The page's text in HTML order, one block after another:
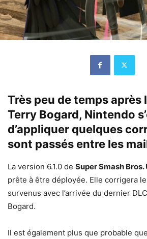
Très peu de temps après
Terry Bogard, Nintendo
d’appliquer quelques
sont passés entre les
La version 6.1.0 de Super Smash
prête à être déployée. Elle corrigera
survenus avec l’arrivée du dernier
Bogard.
Il est également plus que probable